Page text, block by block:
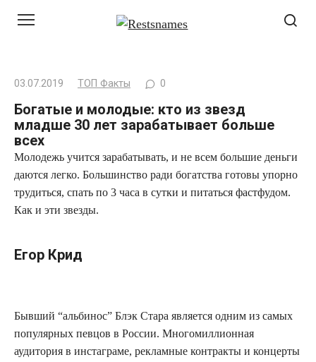
03.07.2019 ТОП Факты 0
Богатые и молодые: кто из звезд
младше 30 лет зарабатывает больше
всех
Молодежь учится зарабатывать, и не всем большие деньги
даются легко. Большинство ради богатства готовы упорно
трудиться, спать по 3 часа в сутки и питаться фастфудом.
Как и эти звезды.
Егор Крид
Бывший “альбинос” Блэк Стара является одним из самых
популярных певцов в России. Многомиллионная
аудитория в инстаграме, рекламные контракты и концерты